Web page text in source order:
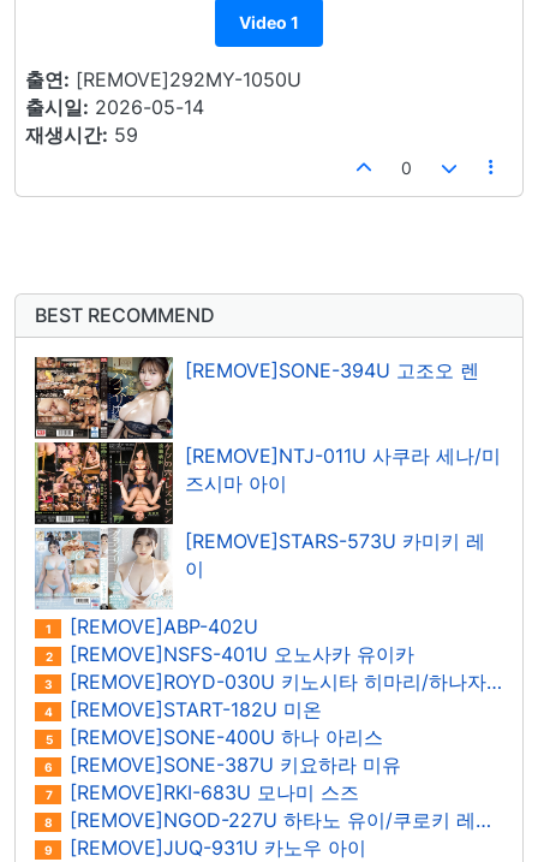
Video 1
출연: [REMOVE]292MY-1050U
출시일: 2026-05-14
재생시간: 59
0
BEST RECOMMEND
[REMOVE]SONE-394U 고조오 렌
[REMOVE]NTJ-011U 사쿠라 세나/미
즈시마 아이
[REMOVE]STARS-573U 카미키 레
이
1 [REMOVE]ABP-402U
2 [REMOVE]NSFS-401U 오노사카 유이카
3 [REMOVE]ROYD-030U 키노시타 히마리/하나자와 히마리
4 [REMOVE]START-182U 미온
5 [REMOVE]SONE-400U 하나 아리스
6 [REMOVE]SONE-387U 키요하라 미유
7 [REMOVE]RKI-683U 모나미 스즈
8 [REMOVE]NGOD-227U 하타노 유이/쿠로키 레이나
9 [REMOVE]JUQ-931U 카노우 아이